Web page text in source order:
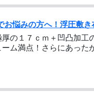
お悩みの方へ！浮圧敷き
厚の１７ｃｍ＋凹凸加工
ーム満点！さらにあった